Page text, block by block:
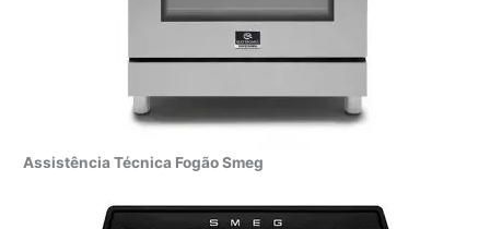
Assistência Técnica Fogão Smeg